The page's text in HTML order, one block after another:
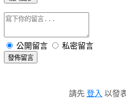
公開留言 私密留言
發佈留言
請先 登入 以發